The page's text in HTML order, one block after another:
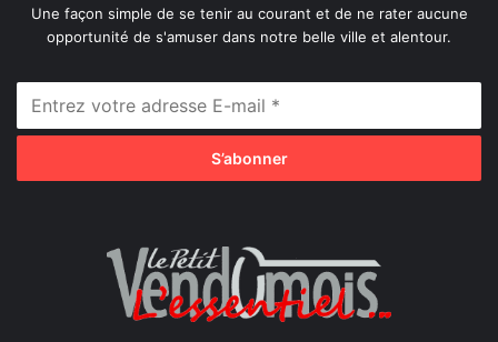
Une façon simple de se tenir au courant et de ne rater aucune
opportunité de s'amuser dans notre belle ville et alentour.